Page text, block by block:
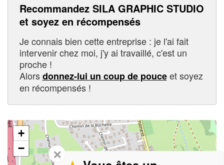
Recommandez SILA GRAPHIC STUDIO
et soyez en récompensés
Je connais bien cette entreprise : je l'ai fait
intervenir chez moi, j'y ai travaillé, c'est un
proche !
Alorsdonnez-lui un coup de pouceet soyez
en récompensés !
+
−
✕